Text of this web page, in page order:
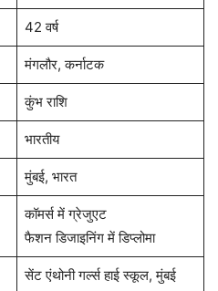
42 वर्ष
मंगलौर, कर्नाटक
कुंभ राशि
भारतीय
मुंबई, भारत
कॉमर्स में ग्रेजुएट
फैशन डिजाइनिंग में डिप्लोमा
सेंट एंथोनी गर्ल्स हाई स्कूल, मुंबई